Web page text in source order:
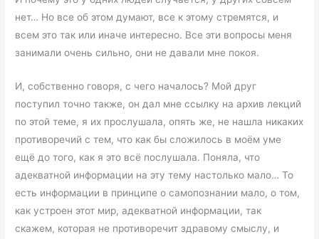
нет… Но все об этом думают, все к этому стремятся, и
всем это так или иначе интересно. Все эти вопросы меня
занимали очень сильно, они не давали мне покоя.
И, собственно говоря, с чего началось? Мой друг
поступил точно также, он дал мне ссылку на архив лекций
по этой теме, я их прослушала, опять же, не нашла никаких
противоречий с тем, что как бы сложилось в моём уме
ещё до того, как я это всё послушала. Поняла, что
адекватной информации на эту тему настолько мало… То
есть информации в принципе о самопознании мало, о том,
как устроен этот мир, адекватной информации, так
скажем, которая не противоречит здравому смыслу, и